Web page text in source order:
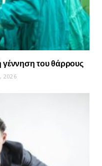
του θάρρους
2026